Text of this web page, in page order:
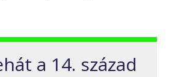
a 14. század